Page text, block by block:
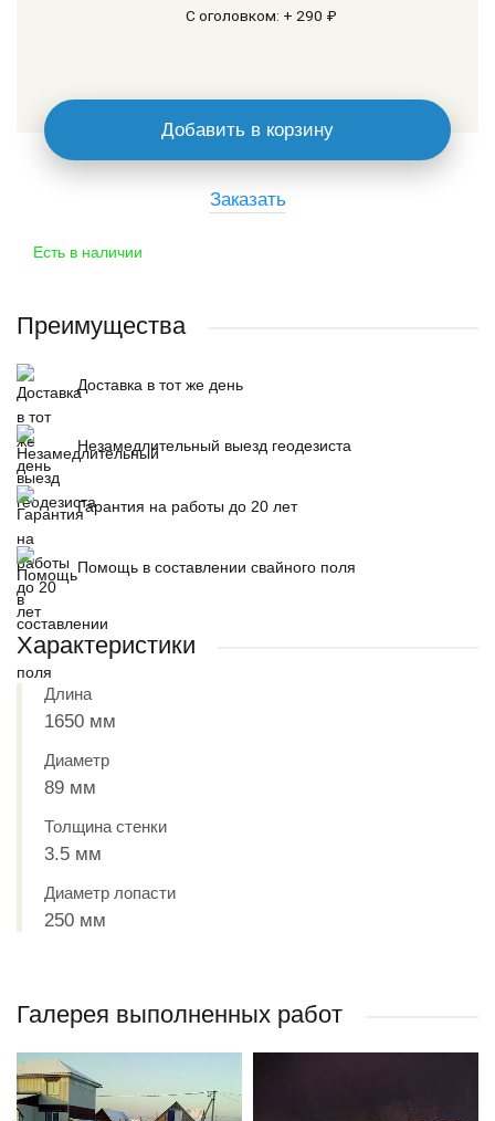
Есть в наличии
С оголовком: + 290 ₽
Добавить в корзину
Заказать
Преимущества
Доставка в тот же день
Незамедлительный выезд геодезиста
Гарантия на работы до 20 лет
Помощь в составлении свайного поля
Характеристики
Длина
1650 мм
Диаметр
89 мм
Толщина стенки
3.5 мм
Диаметр лопасти
250 мм
Галерея выполненных работ